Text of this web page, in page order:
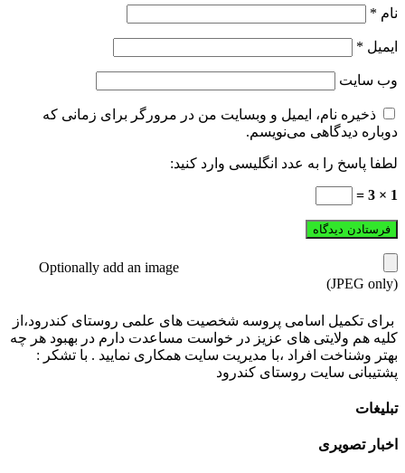
نام *
ایمیل *
وب‌ سایت
ذخیره نام، ایمیل و وبسایت من در مرورگر برای زمانی که
دوباره دیدگاهی می‌نویسم.
لطفا پاسخ را به عدد انگلیسی وارد کنید:
1 × 3 =
Optionally add an image
(JPEG only)
برای تکمیل اسامی پروسه شخصیت های علمی روستای کندرود،از
کلیه هم ولایتی های عزیز در خواست مساعدت دارم در بهبود هر چه
بهتر وشناخت افراد ،با مدیریت سایت همکاری نمایید . با تشکر :
پشتیبانی سایت روستای کندرود
تبلیغات
اخبار تصویری